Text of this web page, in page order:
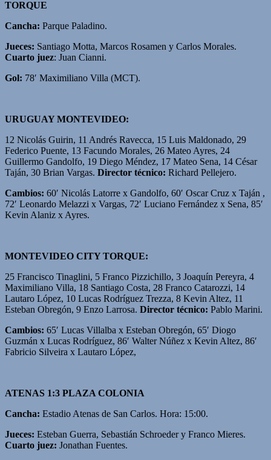
TORQUE
Cancha: Parque Paladino.
Jueces: Santiago Motta, Marcos Rosamen y Carlos Morales.
Cuarto juez: Juan Cianni.
Gol: 78′ Maximiliano Villa (MCT).
URUGUAY MONTEVIDEO:
12 Nicolás Guirin, 11 Andrés Ravecca, 15 Luis Maldonado, 29
Federico Puente, 13 Facundo Morales, 26 Mateo Ayres, 24
Guillermo Gandolfo, 19 Diego Méndez, 17 Mateo Sena, 14 César
Taján, 30 Brian Vargas. Director técnico: Richard Pellejero.
Cambios: 60′ Nicolás Latorre x Gandolfo, 60′ Oscar Cruz x Taján ,
72′ Leonardo Melazzi x Vargas, 72′ Luciano Fernández x Sena, 85′
Kevin Alaniz x Ayres.
MONTEVIDEO CITY TORQUE:
25 Francisco Tinaglini, 5 Franco Pizzichillo, 3 Joaquín Pereyra, 4
Maximiliano Villa, 18 Santiago Costa, 28 Franco Catarozzi, 14
Lautaro López, 10 Lucas Rodríguez Trezza, 8 Kevin Altez, 11
Esteban Obregón, 9 Enzo Larrosa. Director técnico: Pablo Marini.
Cambios: 65′ Lucas Villalba x Esteban Obregón, 65′ Diogo
Guzmán x Lucas Rodríguez, 86′ Walter Núñez x Kevin Altez, 86′
Fabricio Silveira x Lautaro López,
ATENAS 1:3 PLAZA COLONIA
Cancha: Estadio Atenas de San Carlos. Hora: 15:00.
Jueces: Esteban Guerra, Sebastián Schroeder y Franco Mieres.
Cuarto juez: Jonathan Fuentes.